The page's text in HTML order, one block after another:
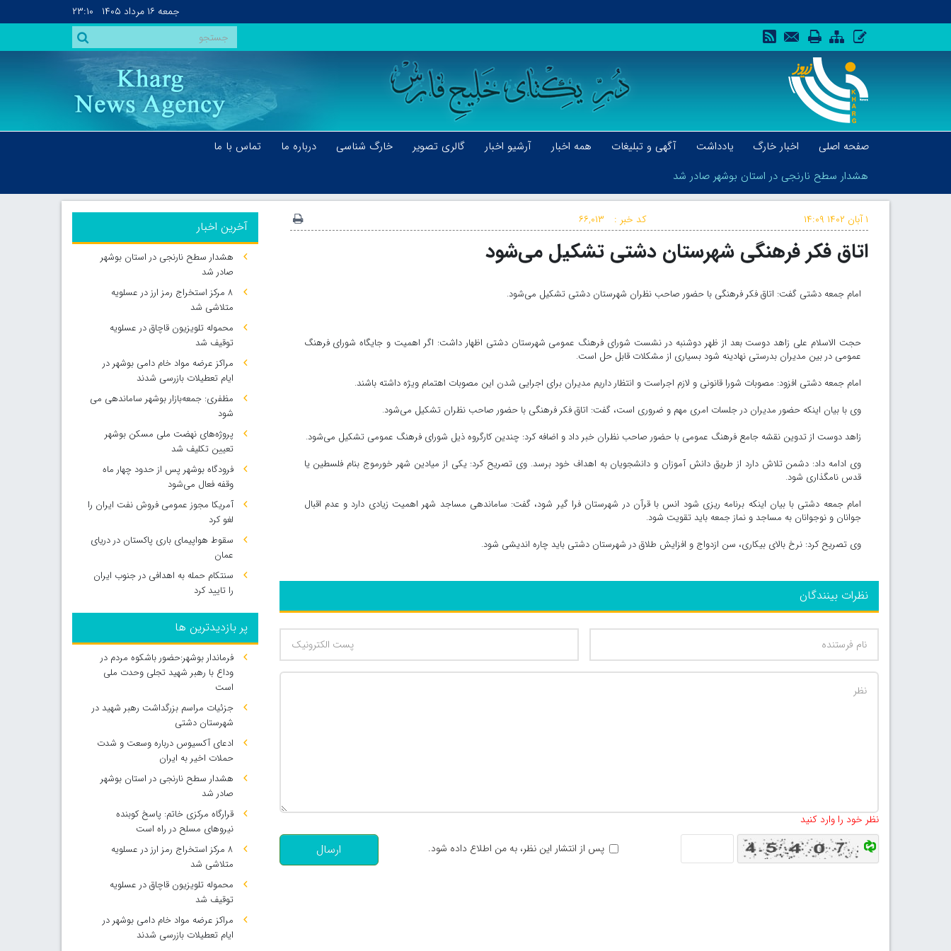
جمعه ۱۶ مرداد ۱۴۰۵ ۲۳:۱۰
صفحه اصلی اخبار خارگ یادداشت آگهی و تبلیغات همه اخبار آرشیو اخبار گالری تصویر خارگ شناسی درباره ما
تماس با ما
هشدار سطح نارنجی در استان بوشهر صادر شد
هشدار سطح نارنجی در استان بوشهر صادر شد
کد خبر : ۶۶,۰۱۳ ۱ آبان ۱۴۰۲ ۱۴:۰۹
اتاق فکر فرهنگی شهرستان دشتی تشکیل می‌شود
امام جمعه دشتی گفت: اتاق فکر فرهنگی با حضور صاحب نظران شهرستان دشتی تشکیل می‌شود.
حجت الاسلام علی زاهد دوست بعد از ظهر دوشنبه در نشست شورای فرهنگ عمومی شهرستان دشتی اظهار داشت: اگر اهمیت و جایگاه شورای فرهنگ
عمومی در بین مدیران بدرستی نهادینه شود بسیاری از مشکلات قابل حل است.
امام جمعه دشتی افزود: مصوبات شورا قانونی و لازم اجراست و انتظار داریم مدیران برای اجرایی شدن این مصوبات اهتمام ویژه داشته باشند.
وی با بیان اینکه حضور مدیران در جلسات امری مهم و ضروری است، گفت: اتاق فکر فرهنگی با حضور صاحب نظران تشکیل می‌شود.
زاهد دوست از تدوین نقشه جامع فرهنگ عمومی با حضور صاحب نظران خبر داد و اضافه کرد: چندین کارگروه ذیل شورای فرهنگ عمومی تشکیل می‌شود.
وی ادامه داد: دشمن تلاش دارد از طریق دانش آموزان و دانشجویان به اهداف خود برسد. وی تصریح کرد: یکی از میادین شهر خورموج بنام فلسطین یا
قدس نامگذاری شود.
امام جمعه دشتی با بیان اینکه برنامه ریزی شود انس با قرآن در شهرستان فرا گیر شود، گفت: ساماندهی مساجد شهر اهمیت زیادی دارد و عدم اقبال
جوانان و نوجوانان به مساجد و نماز جمعه باید تقویت شود.
وی تصریح کرد: نرخ بالای بیکاری، سن ازدواج و افزایش طلاق در شهرستان دشتی باید چاره اندیشی شود.
نظرات بینندگان
نظر خود را وارد کنید
پس از انتشار این نظر، به من اطلاع داده شود.
ارسال
آخرین اخبار
هشدار سطح نارنجی در استان بوشهر
صادر شد
۸ مرکز استخراج رمز ارز در عسلویه
متلاشی شد
محموله تلویزیون قاچاق در عسلویه
توقیف شد
مراکز عرضه مواد خام دامی بوشهر در
ایام تعطیلات بازرسی شدند
مظفری: جمعه‌بازار بوشهر ساماندهی می‌
شود
پروژه‌های نهضت ملی مسکن بوشهر
تعیین تکلیف شد
فرودگاه بوشهر پس از حدود چهار ماه
وقفه فعال می‌شود
آمریکا مجوز عمومی فروش نفت ایران را
لغو کرد
سقوط هواپیمای باری پاکستان در دریای
عمان
سنتکام حمله به اهدافی در جنوب ایران
را تایید کرد
پر بازدیدترین ها
فرماندار بوشهر:حضور باشکوه مردم در
وداع با رهبر شهید تجلی وحدت ملی
است
جزئیات مراسم بزرگداشت رهبر شهید در
شهرستان دشتی
ادعای آکسیوس درباره وسعت و شدت
حملات اخیر به ایران
هشدار سطح نارنجی در استان بوشهر
صادر شد
قرارگاه مرکزی خاتم: پاسخ کوبنده
نیروهای مسلح در راه است
۸ مرکز استخراج رمز ارز در عسلویه
متلاشی شد
محموله تلویزیون قاچاق در عسلویه
توقیف شد
مراکز عرضه مواد خام دامی بوشهر در
ایام تعطیلات بازرسی شدند